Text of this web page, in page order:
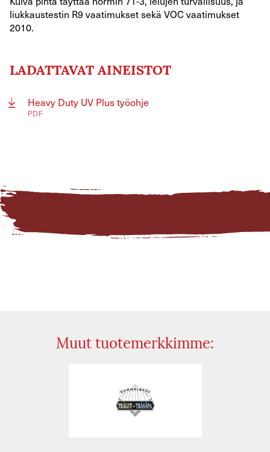
liukkaustestin R9 vaatimukset sekä VOC vaatimukset
2010.
LADATTAVAT AINEISTOT
Heavy Duty UV Plus työohje
PDF
Muut tuotemerkkimme: